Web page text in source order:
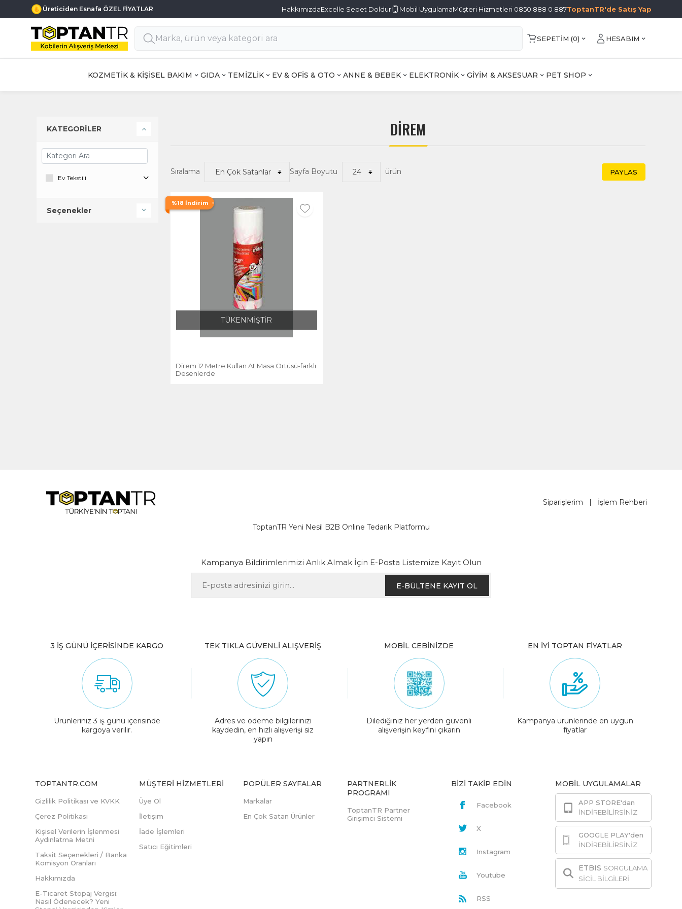
Üreticiden Esnafa ÖZEL FİYATLAR HakkımızdaExcelle Sepet Doldur Mobil UygulamaMüşteri Hizmetleri 0850 888 0 887ToptanTR'de Satış Yap
SEPETIM (0) HESABIM
KOZMETİK & KİŞİSEL BAKIM GIDA TEMİZLİK EV & OFİS & OTO ANNE & BEBEK ELEKTRONİK GİYİM & AKSESUAR PET SHOP
DİREM
Sıralama Sayfa Boyutu ürün PAYLAS
%18 İndirim
TÜKENMİŞTİR
Direm 12 Metre Kullan At Masa Örtüsü-farklı
Desenlerde
KATEGORİLER
Ev Tekstili
Seçenekler
Siparişlerim | İşlem Rehberi
ToptanTR Yeni Nesil B2B Online Tedarik Platformu
Kampanya Bildirimlerimizi Anlık Almak İçin E-Posta Listemize Kayıt Olun
E-BÜLTENE KAYIT OL
3 İŞ GÜNÜ İÇERİSİNDE KARGO
Ürünleriniz 3 iş günü içerisinde
kargoya verilir.
TEK TIKLA GÜVENLİ ALIŞVERİŞ
Adres ve ödeme bilgilerinizi
kaydedin, en hızlı alışverişi siz
yapın
MOBİL CEBİNİZDE
Dilediğiniz her yerden güvenli
alışverişin keyfini çıkarın
EN İYİ TOPTAN FİYATLAR
Kampanya ürünlerinde en uygun
fiyatlar
TOPTANTR.COM
Gizlilik Politikası ve KVKK
Çerez Politikası
Kişisel Verilerin İşlenmesi
Aydınlatma Metni
Taksit Seçenekleri / Banka
Komisyon Oranları
Hakkımızda
E-Ticaret Stopaj Vergisi:
Nasıl Ödenecek? Yeni
MÜŞTERI HIZMETLERI
Üye Ol
İletişim
İade İşlemleri
Satıcı Eğitimleri
POPÜLER SAYFALAR
Markalar
En Çok Satan Ürünler
PARTNERLIK
PROGRAMI
ToptanTR Partner
Girişimci Sistemi
BİZİ TAKİP EDİN
Facebook
X
Instagram
Youtube
RSS
MOBİL UYGULAMALAR
APP STORE'dan
İNDİREBİLİRSİNİZ
GOOGLE PLAY'den
İNDİREBİLİRSİNİZ
ETBIS SORGULAMA
SİCİL BİLGİLERİ